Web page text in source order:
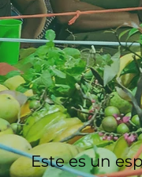
Este es un